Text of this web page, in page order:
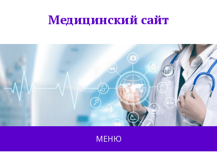
Медицинский сайт
МЕНЮ